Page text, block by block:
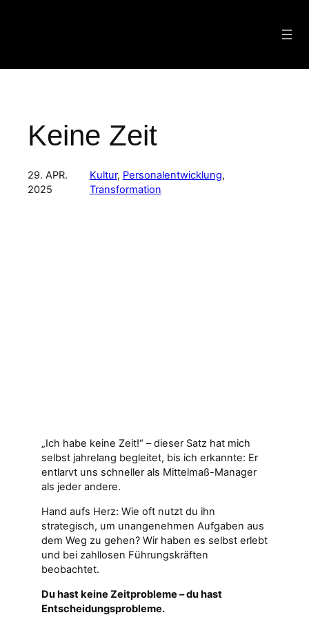
Keine Zeit
29. APR.
2025
Kultur, Personalentwicklung
Transformation
„Ich habe keine Zeit!“ – dieser Satz hat mich
selbst jahrelang begleitet, bis ich erkannte: Er
entlarvt uns schneller als Mittelmaß-Manager
als jeder andere.
Hand aufs Herz: Wie oft nutzt du ihn
strategisch, um unangenehmen Aufgaben aus
dem Weg zu gehen? Wir haben es selbst erlebt
und bei zahllosen Führungskräften
beobachtet.
Du hast keine Zeitprobleme – du hast
Entscheidungsprobleme.